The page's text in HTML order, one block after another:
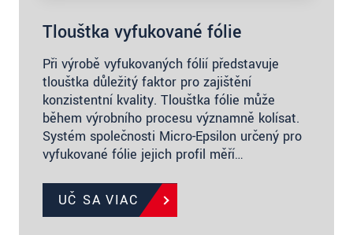
Tloušťka vyfukované fólie
Při výrobě vyfukovaných fólií představuje
tloušťka důležitý faktor pro zajištění
konzistentní kvality. Tloušťka fólie může
během výrobního procesu významně kolísat.
Systém společnosti Micro-Epsilon určený pro
vyfukované fólie jejich profil měří…
UČ SA VIAC